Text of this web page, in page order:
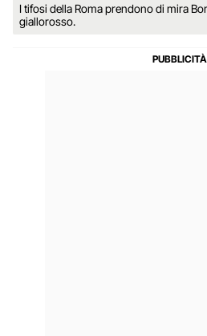
I tifosi della Roma prendono di mira
giallorosso.